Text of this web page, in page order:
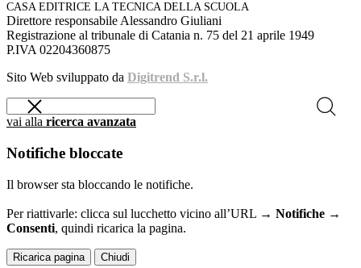
CASA EDITRICE LA TECNICA DELLA SCUOLA
Direttore responsabile Alessandro Giuliani
Registrazione al tribunale di Catania n. 75 del 21 aprile 1949
P.IVA 02204360875
Sito Web sviluppato da Digitrend S.r.l.
vai alla ricerca avanzata
Notifiche bloccate
Il browser sta bloccando le notifiche.
Per riattivarle: clicca sul lucchetto vicino all’URL → Notifiche →
Consenti, quindi ricarica la pagina.
Ricarica pagina Chiudi